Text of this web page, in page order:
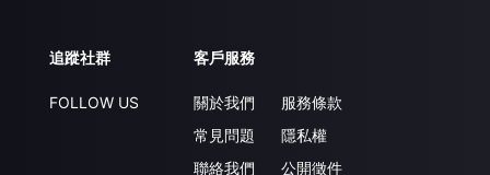
追蹤社群
FOLLOW US
客戶服務
關於我們
常見問題
聯絡我們
服務條款
隱私權
公開徵件